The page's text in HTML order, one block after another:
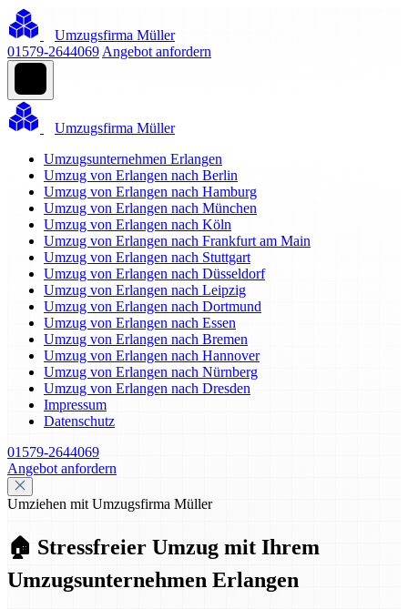
Umzugsfirma Müller
01579-2644069 Angebot anfordern
Umzugsfirma Müller
Umzugsunternehmen Erlangen
Umzug von Erlangen nach Berlin
Umzug von Erlangen nach Hamburg
Umzug von Erlangen nach München
Umzug von Erlangen nach Köln
Umzug von Erlangen nach Frankfurt am Main
Umzug von Erlangen nach Stuttgart
Umzug von Erlangen nach Düsseldorf
Umzug von Erlangen nach Leipzig
Umzug von Erlangen nach Dortmund
Umzug von Erlangen nach Essen
Umzug von Erlangen nach Bremen
Umzug von Erlangen nach Hannover
Umzug von Erlangen nach Nürnberg
Umzug von Erlangen nach Dresden
Impressum
Datenschutz
01579-2644069
Angebot anfordern
Umziehen mit Umzugsfirma Müller
🏠 Stressfreier Umzug mit Ihrem
Umzugsunternehmen Erlangen